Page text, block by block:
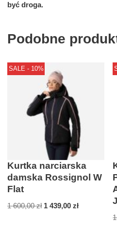
być droga.
Podobne
SALE - 10%
Kurtka narciarska
damska Rossignol W
Flat
1 600,00zł 1 439,00 zł